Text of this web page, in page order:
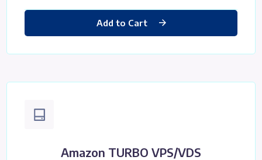
Add to Cart
Amazon TURBO VPS/VDS